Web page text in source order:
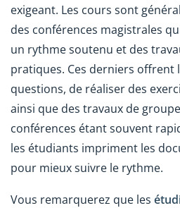
exigeant. Les cours sont
des conférences magistrales
un rythme soutenu et des
pratiques. Ces derniers offrent
questions, de réaliser des
ainsi que des travaux de
conférences étant souvent
les étudiants impriment les
pour mieux suivre le rythme.
Vous remarquerez que les